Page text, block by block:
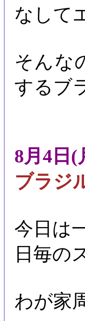
なして
そんな
するブ
8月4日
ブラジ
今日は
日毎の
わが家